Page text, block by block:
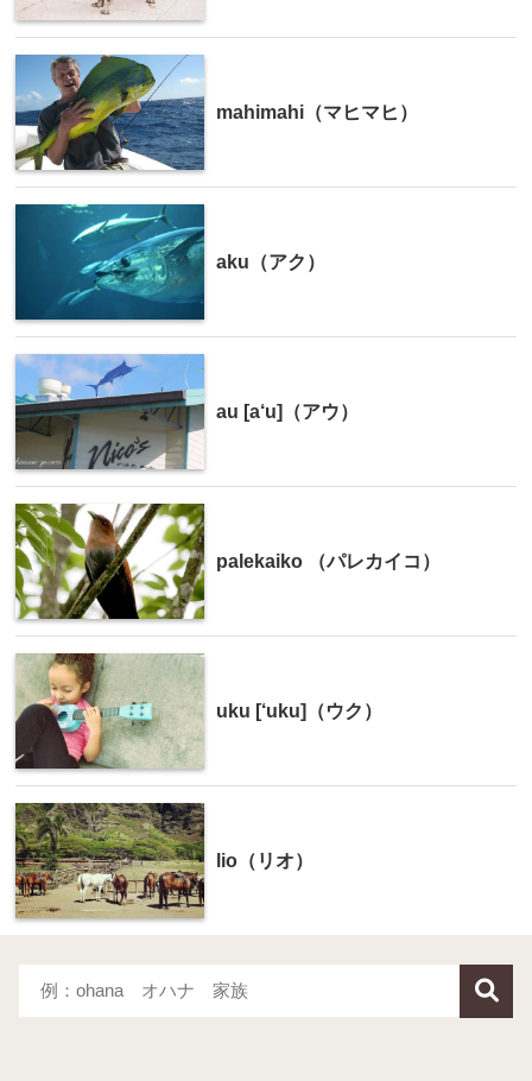
mahimahi（マヒマヒ）
aku（アク）
au [a‘u]（アウ）
palekaiko （パレカイコ）
uku [‘uku]（ウク）
lio（リオ）